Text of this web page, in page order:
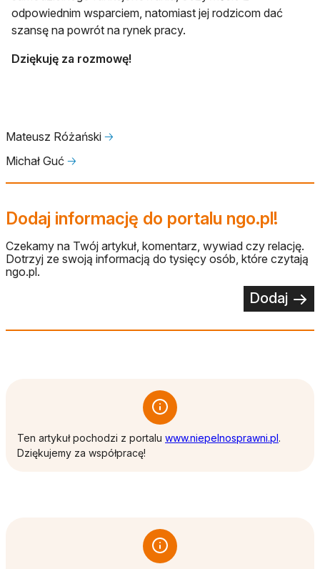
odpowiednim wsparciem, natomiast jej rodzicom dać
szansę na powrót na rynek pracy.
Dziękuję za rozmowę!
Mateusz Różański 🡢
Michał Guć 🡢
Dodaj informację do portalu ngo.pl!
Czekamy na Twój artykuł, komentarz, wywiad czy relację.
Dotrzyj ze swoją informacją do tysięcy osób, które czytają
ngo.pl.
Dodaj
Ten artykuł pochodzi z portalu www.niepelnosprawni.pl.
Dziękujemy za współpracę!